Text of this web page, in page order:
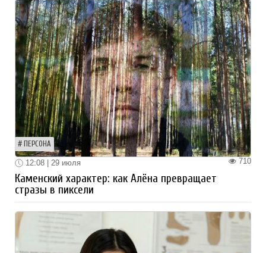
ПЕРСОНА
710
12:08 | 29 июля
Каменский характер: как Алёна превращает
стразы в пиксели